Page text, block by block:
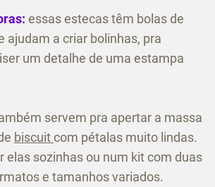
essas estecas têm bolas de
ajudam a criar bolinhas, pra
um detalhe de uma estampa
servem pra apertar a massa
biscuitcom pétalas muito lindas.
elas sozinhas ou num kit com duas
e tamanhos variados.